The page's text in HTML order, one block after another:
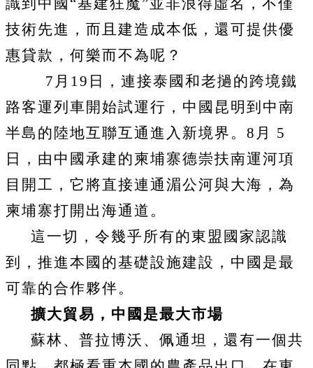
識到中國“基建狂魔”並非浪得虛名，不僅
技術先進，而且建造成本低，還可提供優
惠貸款，何樂而不為呢？
7 月 19 日，連接泰國和老撾的跨境鐵
路客運列車開始試運行，中國昆明到中南
半島的陸地互聯互通進入新境界。 8 月
5
日，由中國承建的柬埔寨德崇扶南運河項
目開工，它將直接連通湄公河與大海，為
柬埔寨打開出海通道。
這一切，令幾乎所有的東盟國家認識
到，推進本國的基礎設施建設，中國是最
可靠的合作夥伴。
擴大貿易，中國是最大市場
蘇林、普拉博沃、佩通坦，還有一個共